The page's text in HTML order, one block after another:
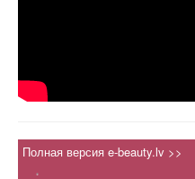
Полная версия e-beauty.lv >>
.